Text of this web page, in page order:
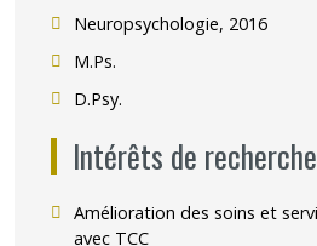
Neuropsychologie, 2016
M.Ps.
D.Psy.
Intérêts de recherche
Amélioration des soins et
avec TCC